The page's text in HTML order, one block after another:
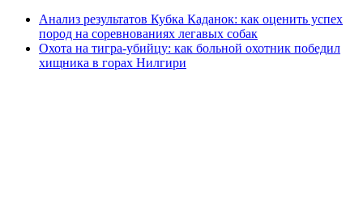
Анализ результатов Кубка Каданок: как оценить успех
пород на соревнованиях легавых собак
Охота на тигра-убийцу: как больной охотник победил
хищника в горах Нилгири